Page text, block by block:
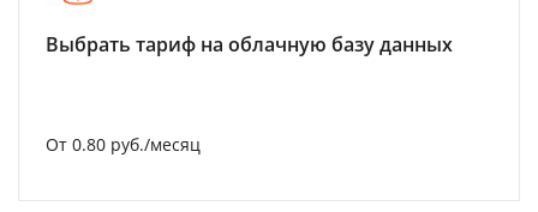
Выбрать тариф на облачную базу данных
От 0.80 руб./месяц